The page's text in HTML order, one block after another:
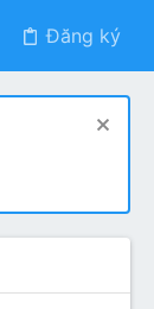
Đăng ký